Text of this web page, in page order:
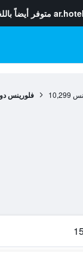
متوفر أيضاً
10,299 فلورينس